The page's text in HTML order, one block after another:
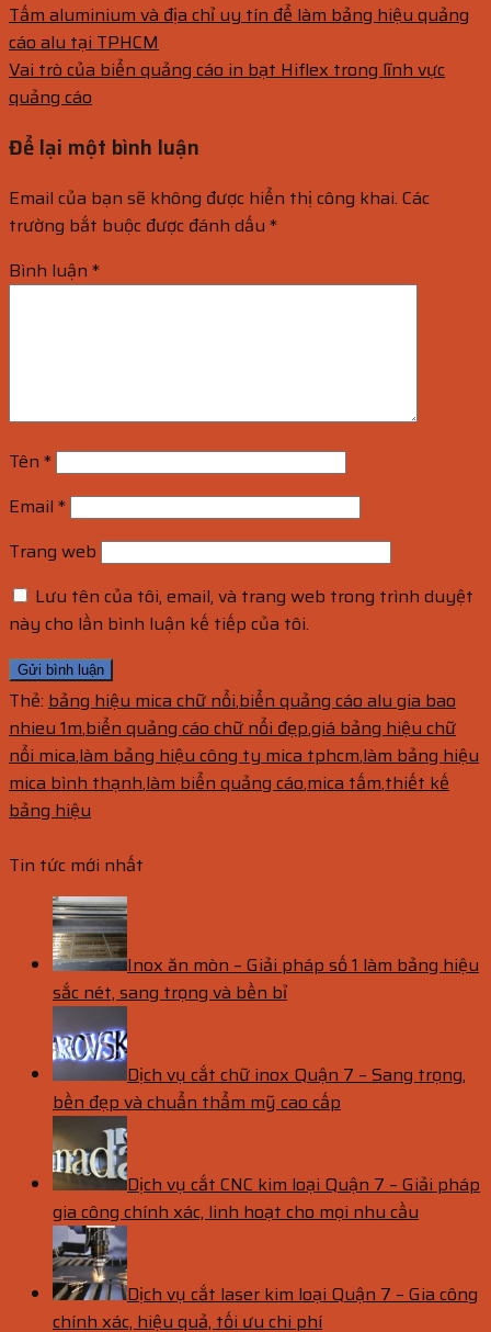
Tấm aluminium và địa chỉ uy tín để làm bảng hiệu quảng
cáo alu tại TPHCM
Vai trò của biển quảng cáo in bạt Hiflex trong lĩnh vực
quảng cáo
Để lại một bình luận
Email của bạn sẽ không được hiển thị công khai. Các
trường bắt buộc được đánh dấu *
Bình luận *
Tên *
Email *
Trang web
Lưu tên của tôi, email, và trang web trong trình duyệt
này cho lần bình luận kế tiếp của tôi.
Thẻ: bảng hiệu mica chữ nổi,biển quảng cáo alu gia bao
nhieu 1m,biển quảng cáo chữ nổi đẹp,giá bảng hiệu chữ
nổi mica,làm bảng hiệu công ty mica tphcm,làm bảng hiệu
mica bình thạnh,làm biển quảng cáo,mica tấm,thiết kế
bảng hiệu
Tin tức mới nhất
Inox ăn mòn – Giải pháp số 1 làm bảng hiệu
sắc nét, sang trọng và bền bỉ
Dịch vụ cắt chữ inox Quận 7 – Sang trọng,
bền đẹp và chuẩn thẩm mỹ cao cấp
Dịch vụ cắt CNC kim loại Quận 7 – Giải pháp
gia công chính xác, linh hoạt cho mọi nhu cầu
Dịch vụ cắt laser kim loại Quận 7 – Gia công
chính xác, hiệu quả, tối ưu chi phí